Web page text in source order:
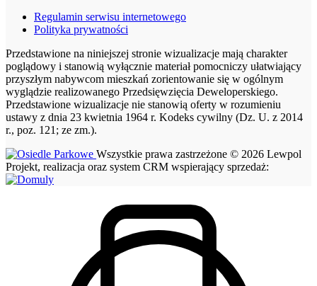
Regulamin serwisu internetowego
Polityka prywatności
Przedstawione na niniejszej stronie wizualizacje mają charakter
poglądowy i stanowią wyłącznie materiał pomocniczy ułatwiający
przyszłym nabywcom mieszkań zorientowanie się w ogólnym
wyglądzie realizowanego Przedsięwzięcia Deweloperskiego.
Przedstawione wizualizacje nie stanowią oferty w rozumieniu
ustawy z dnia 23 kwietnia 1964 r. Kodeks cywilny (Dz. U. z 2014
r., poz. 121; ze zm.).
Wszystkie prawa zastrzeżone © 2026 Lewpol
Projekt, realizacja oraz system CRM wspierający sprzedaż: